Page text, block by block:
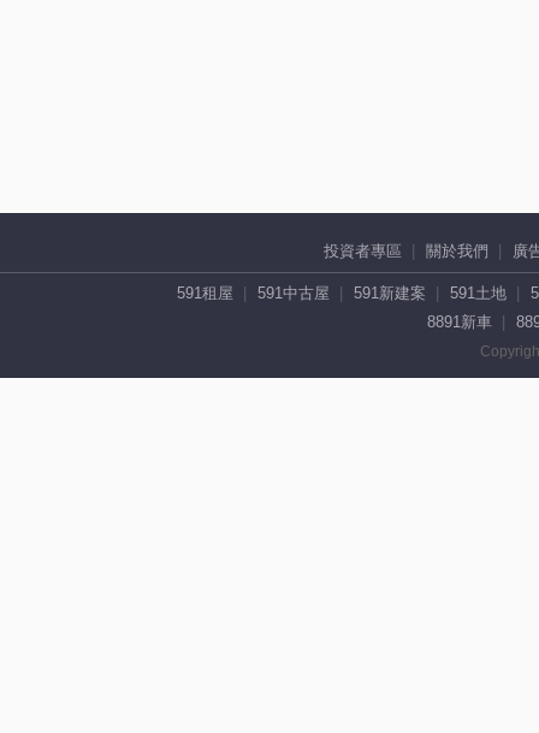
投資者專區 關於我們 廣
591租屋 591中古屋 591新建案 591土地
8891新車